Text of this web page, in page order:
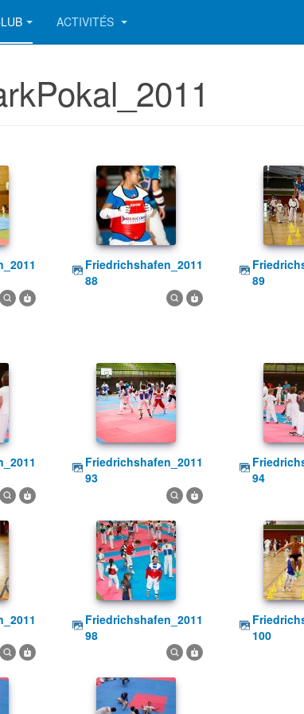
ACTIVITÉS
friedrichshafen_2011
88
friedrichshafen_2011
89
friedrichshafen_2011
93
friedrichshafen_2011
94
friedrichshafen_2011
98
friedrichshafen_2011
100